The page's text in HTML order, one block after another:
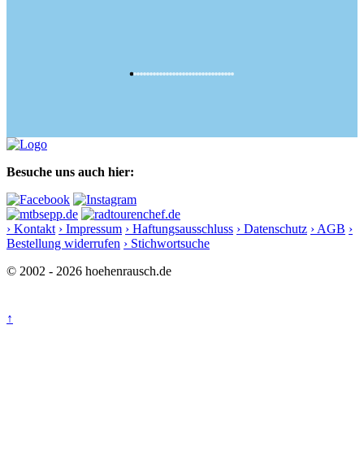
Besuche uns auch hier:
› Kontakt › Impressum › Haftungsausschluss › Datenschutz › AGB ›
Bestellung widerrufen › Stichwortsuche
© 2002 - 2026 hoehenrausch.de
↑